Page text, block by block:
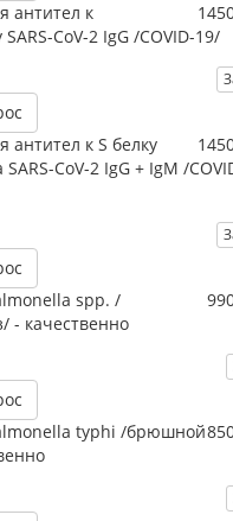
антител к
CoV-2 IgG /COVID-19/
антител к S белку
CoV-2 IgG + IgМ /
spp. /
- качественно
typhi /брюшной